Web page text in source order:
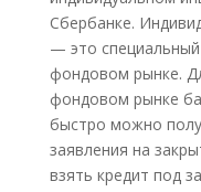
Сбербанке.
— это
фондовом рынке.
фондовом рынке
быстро можно
заявления на
взять кредит под